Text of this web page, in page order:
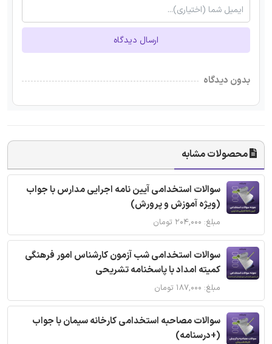
ارسال دیدگاه
بدون دیدگاه
محصولات مشابه
سوالات استخدامی آیین نامه اجرایی مدارس با جواب
(ویژه آموزش و پرورش)
مبلغ: ۲۰۴,۰۰۰ تومان
سوالات استخدامی شب آزمون کارشناس امور فرهنگی
کمیته امداد با پاسخنامه تشریحی
مبلغ: ۱۸۷,۰۰۰ تومان
سوالات مصاحبه استخدامی کارخانه سیمان با جواب
(+درسنامه)